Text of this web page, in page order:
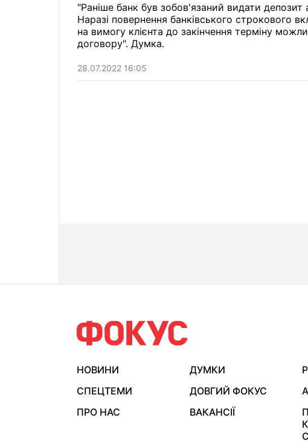
"Раніше банк був зобов'язаний видати
Наразі повернення банківського строкового
на вимогу клієнта до закінчення терміну
договору". Думка.
28.07.2022 16:05
НОВИНИ ДУМКИ
СПЕЦТЕМИ
ДОВГИЙ ФОКУС
ПРО НАС
ВАКАНСІЇ